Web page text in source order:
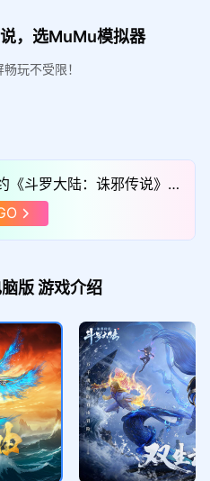
，选MuMu模拟器
玩不受限！
《斗罗大陆：诛邪传说》
全家桶
版游戏介绍